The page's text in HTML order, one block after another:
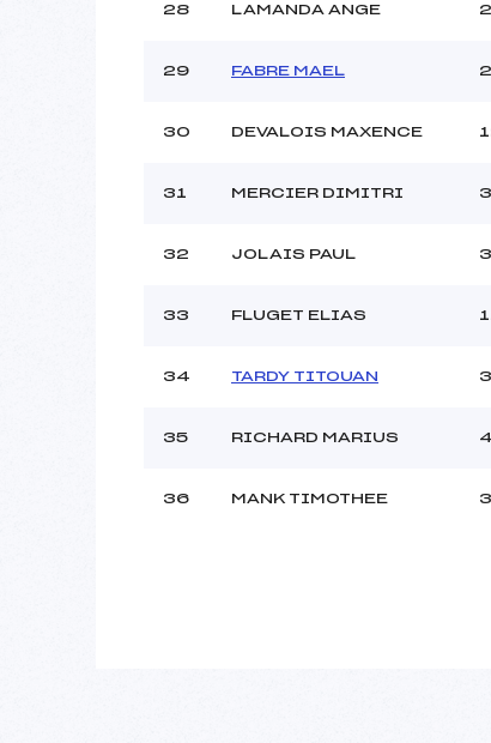
28 LAMANDA ANGE
29 FABRE MAEL
30 DEVALOIS MAXENCE
31 MERCIER DIMITRI
32 JOLAIS PAUL
33 FLUGET ELIAS
34 TARDY TITOUAN
35 RICHARD MARIUS 4
36 MANK TIMOTHEE 3